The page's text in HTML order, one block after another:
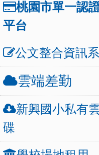
桃園市單一認
平台
公文整合資訊
雲端差勤
新興國小私有
碟